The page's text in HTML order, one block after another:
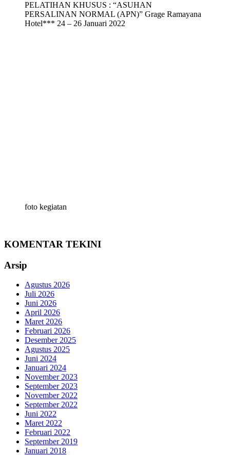
PELATIHAN KHUSUS : “ASUHAN
PERSALINAN NORMAL (APN)” Grage Ramayana
Hotel*** 24 – 26 Januari 2022
foto kegiatan
KOMENTAR TEKINI
Arsip
Agustus 2026
Juli 2026
Juni 2026
April 2026
Maret 2026
Februari 2026
Desember 2025
Agustus 2025
Juni 2024
Januari 2024
November 2023
September 2023
November 2022
September 2022
Juni 2022
Maret 2022
Februari 2022
September 2019
Januari 2018